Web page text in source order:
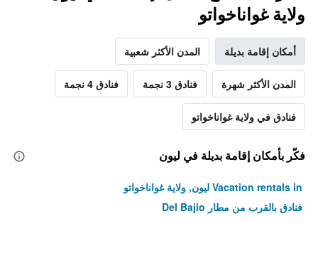
ولاية غواناخواتو
أمكان إقامة بديلة المدن الأكثر شعبية
المدن الأكثر شهرة فنادق 3 نجمة فنادق 4 نجمة
فنادق في ولاية غواناخواتو
فكّر بأمكان إقامة بديلة في ليون
Vacation rentals in ليون, ولاية غواناخواتو
فنادق بالقرب من مطار Del Bajio